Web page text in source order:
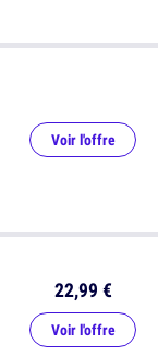
Voir l'offre
22,99 €
Voir l'offre